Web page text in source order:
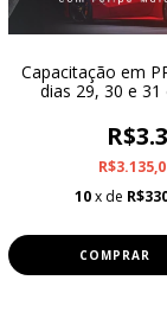
Capacitação em
dias 29, 30 e
10x de
COMPRAR